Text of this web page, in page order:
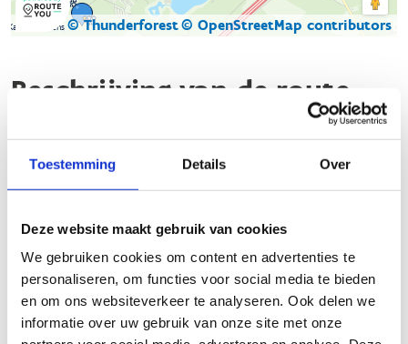
Toestemming Details Over
Deze website maakt gebruik van cookies
We gebruiken cookies om content en advertenties te
personaliseren, om functies voor social media te bieden
en om ons websiteverkeer te analyseren. Ook delen we
informatie over uw gebruik van onze site met onze
Kaartgegevens © Thunderforest© OpenStreetMap contributors
Beschrijving van de route
Ontdek de prachtige vaste looproute in de gemeente Lille,
waar natuur en sport samenkomen!
onderling verbonden zijn. Deze overwegend onverharde
paden bieden een gevarieerd parcours doorheen groene
landschappen, ideaal voor zowel beginnende als ervaren
lopers.
De route van Lille is verbonden met die van Beerse en